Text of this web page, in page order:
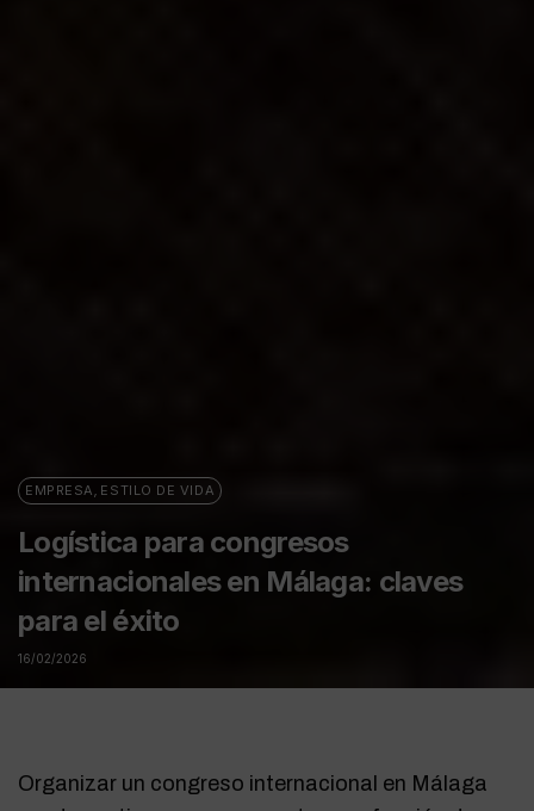
EMPRESA ESTILO DE VIDA
Logística para congresos
internacionales en Málaga: claves
para el éxito
16/02/2026
Organizar un congreso internacional en Málaga